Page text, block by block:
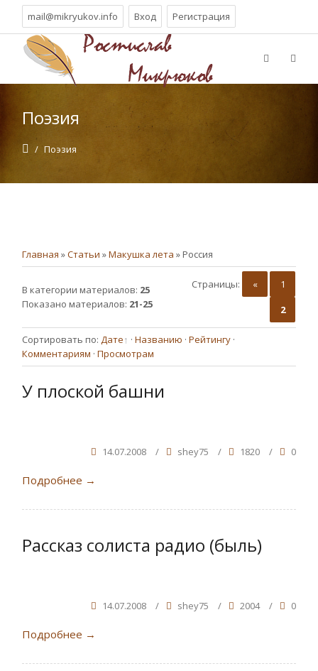
mail@mikryukov.info Вход Регистрация
Поэзия
/ Поэзия
Главная »Статьи »Макушка лета » Россия
В категории материалов: 25
Показано материалов: 21-25
Страницы: «
1
2
Сортировать по:Дате ·Названию ·Рейтингу ·
Комментариям ·Просмотрам
У плоской башни
14.07.2008 / shey75 / 1820 / 0
Подробнее →
Рассказ солиста радио (быль)
14.07.2008 / shey75 / 2004 / 0
Подробнее →